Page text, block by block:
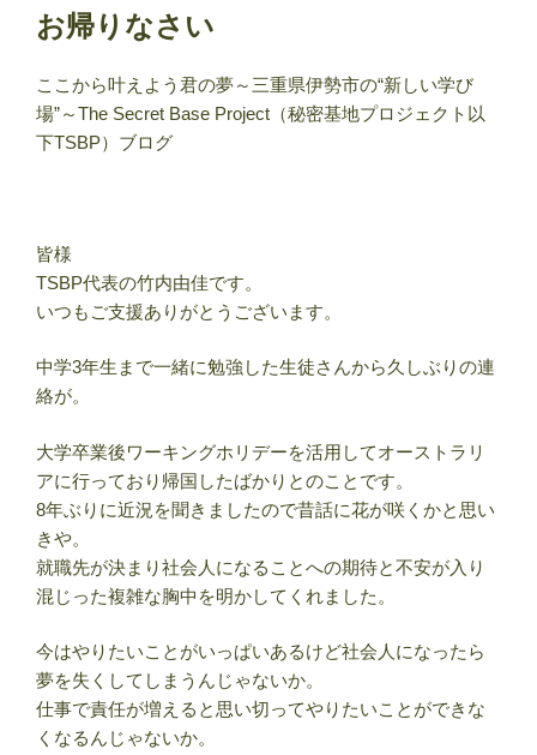
稿
日:
お帰りなさい
ここから叶えよう君の夢～三重県伊勢市の“新しい学び
場”～The Secret Base Project（秘密基地プロジェクト以
下TSBP）ブログ
皆様
TSBP代表の竹内由佳です。
いつもご支援ありがとうございます。
中学3年生まで一緒に勉強した生徒さんから久しぶりの連
絡が。
大学卒業後ワーキングホリデーを活用してオーストラリ
アに行っており帰国したばかりとのことです。
8年ぶりに近況を聞きましたので昔話に花が咲くかと思い
きや。
就職先が決まり社会人になることへの期待と不安が入り
混じった複雑な胸中を明かしてくれました。
今はやりたいことがいっぱいあるけど社会人になったら
夢を失くしてしまうんじゃないか。
仕事で責任が増えると思い切ってやりたいことができな
くなるんじゃないか。